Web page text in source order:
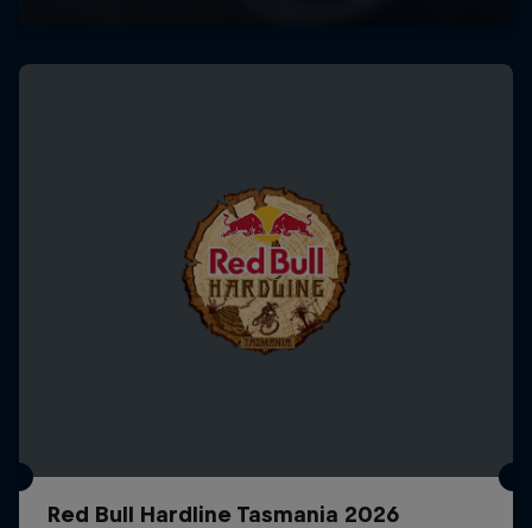
Red Bull Hardline Tasmania 2026